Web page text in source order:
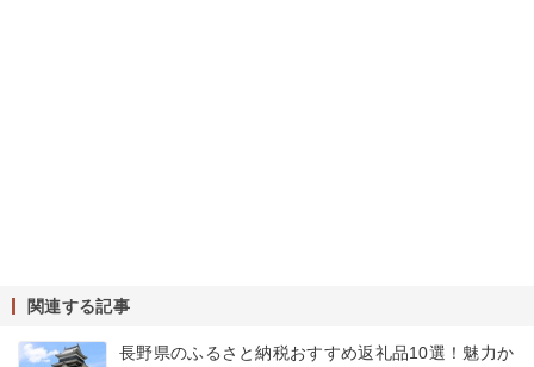
関連する記事
長野県のふるさと納税おすすめ返礼品10選！魅力か